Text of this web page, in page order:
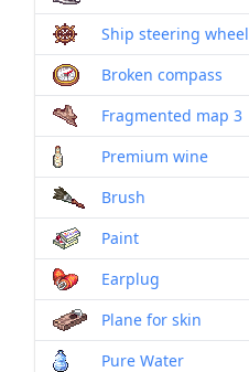
Ship steering wheel
Broken compass
Fragmented map 3
Premium wine
Brush
Paint
Earplug
Plane for skin
Pure Water